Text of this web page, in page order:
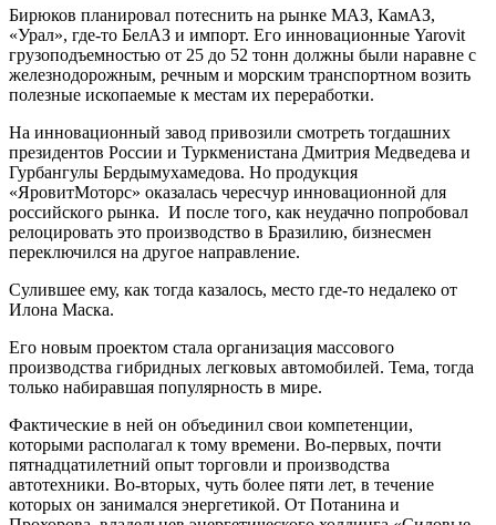
Бирюков планировал потеснить на рынке МАЗ, КамАЗ,
«Урал», где-то БелАЗ и импорт. Его инновационные Yarovit
грузоподъемностью от 25 до 52 тонн должны были наравне с
железнодорожным, речным и морским транспортном возить
полезные ископаемые к местам их переработки.
На инновационный завод привозили смотреть тогдашних
президентов России и Туркменистана Дмитрия Медведева и
Гурбангулы Бердымухамедова. Но продукция
«ЯровитМоторс» оказалась чересчур инновационной для
российского рынка. И после того, как неудачно попробовал
релоцировать это производство в Бразилию, бизнесмен
переключился на другое направление.
Сулившее ему, как тогда казалось, место где-то недалеко от
Илона Маска.
Его новым проектом стала организация массового
производства гибридных легковых автомобилей. Тема, тогда
только набиравшая популярность в мире.
Фактические в ней он объединил свои компетенции,
которыми располагал к тому времени. Во-первых, почти
пятнадцатилетний опыт торговли и производства
автотехники. Во-вторых, чуть более пяти лет, в течение
которых он занимался энергетикой. От Потанина и